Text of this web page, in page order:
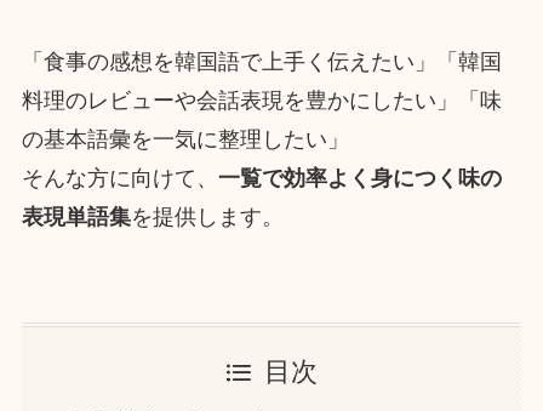
「食事の感想を韓国語で上手く伝えたい」「韓国
料理のレビューや会話表現を豊かにしたい」「味
の基本語彙を一気に整理したい」
そんな方に向けて、 一覧で効率よく身につく味の
表現単語集を提供します。
目次